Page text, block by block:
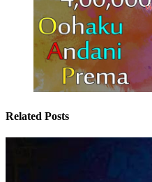
Related Posts